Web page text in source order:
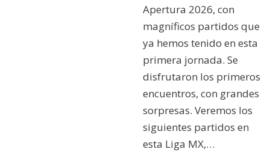
Apertura 2026, con
magníficos partidos que
ya hemos tenido en esta
primera jornada. Se
disfrutaron los primeros
encuentros, con grandes
sorpresas. Veremos los
siguientes partidos en
esta Liga MX,…